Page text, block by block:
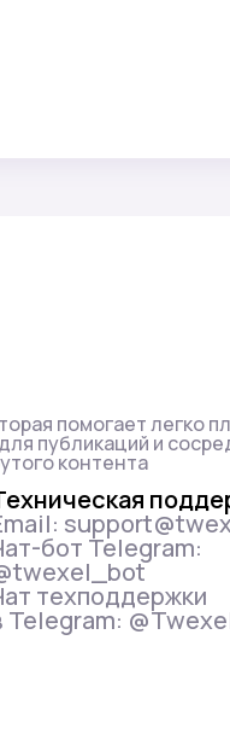
помогает легко
публикаций и
контента
бот Telegram:
техподдержки
Telegram: